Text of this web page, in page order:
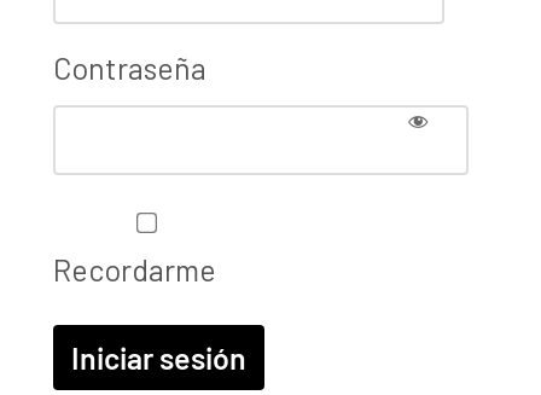
Contraseña
Recordarme